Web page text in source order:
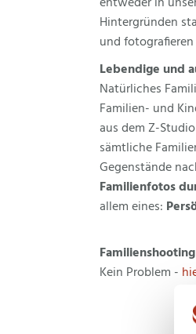
Hintergründen
und
Lebendige und
Natürliches
Familien- und
aus dem Z-Studio
sämtliche
Gegenstände
Familienfotos
allem eines:
Familienshooting
Kein Problem -